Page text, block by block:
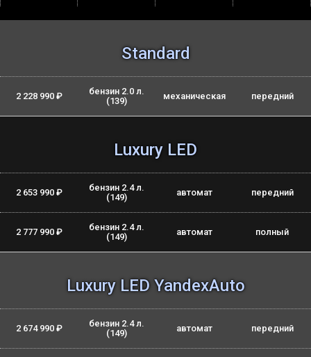
Standard
2 228 990 ₽
бензин 2.0 л.
(139)
механическая передний
Luxury LED
2 653 990 ₽
бензин 2.4 л.
(149)
автомат передний
2 777 990 ₽
бензин 2.4 л.
(149)
автомат полный
Luxury LED YandexAuto
2 674 990 ₽
бензин 2.4 л.
(149)
автомат передний